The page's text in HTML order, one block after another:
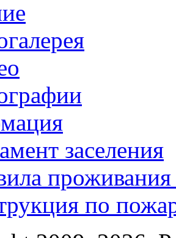
заселения
по